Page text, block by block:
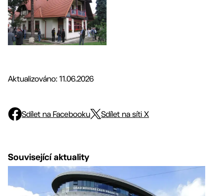
Aktualizováno: 11.06.2026
Sdílet na Facebooku Sdílet na síti X
Související aktuality